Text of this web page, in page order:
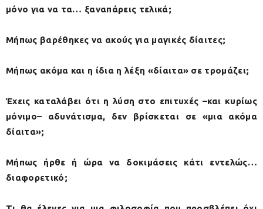
μόνο για να τα… ξαναπάρεις τελικά;
Μήπως βαρέθηκες να ακούς για μαγικές δίαιτες;
Μήπως ακόμα και η ίδια η λέξη «δίαιτα» σε τρομάζει;
Έχεις καταλάβει ότι η λύση στο επιτυχές –και κυρίως
μόνιμο– αδυνάτισμα, δεν βρίσκεται σε «μια ακόμα
δίαιτα»;
Μήπως ήρθε ή ώρα να δοκιμάσεις κάτι εντελώς…
διαφορετικό;